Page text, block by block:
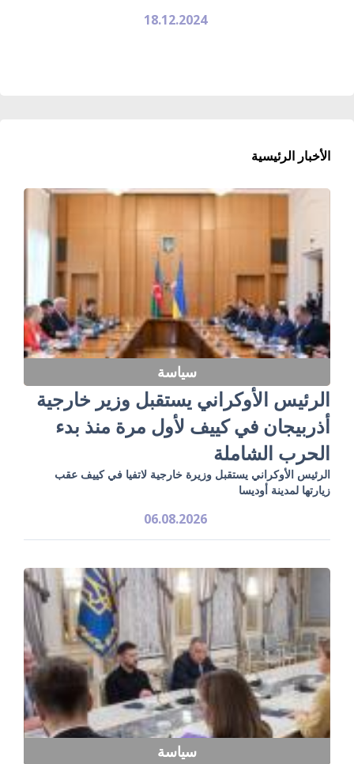
18.12.2024
الأخبار الرئيسية
سياسة
الرئيس الأوكراني يستقبل وزير خارجية
أذربيجان في كييف لأول مرة منذ بدء
الحرب الشاملة
الرئيس الأوكراني يستقبل وزيرة خارجية لاتفيا في كييف عقب
زيارتها لمدينة أوديسا
06.08.2026
سياسة